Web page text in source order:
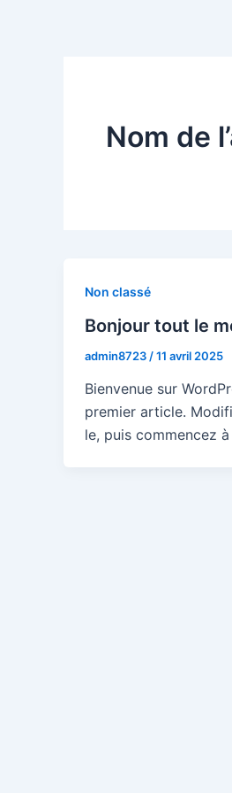
Nom de
Non classé
Bonjour tout le
admin8723 /11 avril 2025
Bienvenue sur
premier article.
le, puis commencez